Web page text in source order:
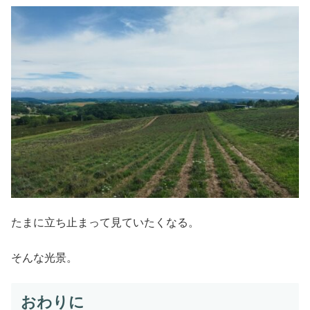
たまに立ち止まって見ていたくなる。
そんな光景。
おわりに